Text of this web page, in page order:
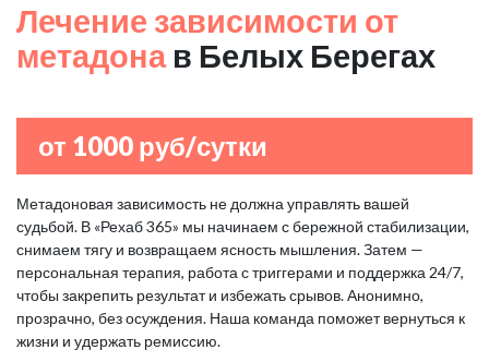
Лечение зависимости от
метадона в Белых Берегах
от 1000 руб/сутки
Метадоновая зависимость не должна управлять вашей
судьбой. В «Рехаб 365» мы начинаем с бережной стабилизации,
снимаем тягу и возвращаем ясность мышления. Затем —
персональная терапия, работа с триггерами и поддержка 24/7,
чтобы закрепить результат и избежать срывов. Анонимно,
прозрачно, без осуждения. Наша команда поможет вернуться к
жизни и удержать ремиссию.